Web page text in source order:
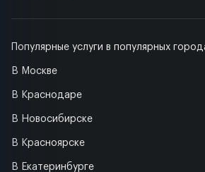
Популярные услуги в популярных
В Москве
В Краснодаре
В Новосибирске
В Красноярске
В Екатеринбурге